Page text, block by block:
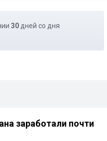
30 дней со дня
заработали почти